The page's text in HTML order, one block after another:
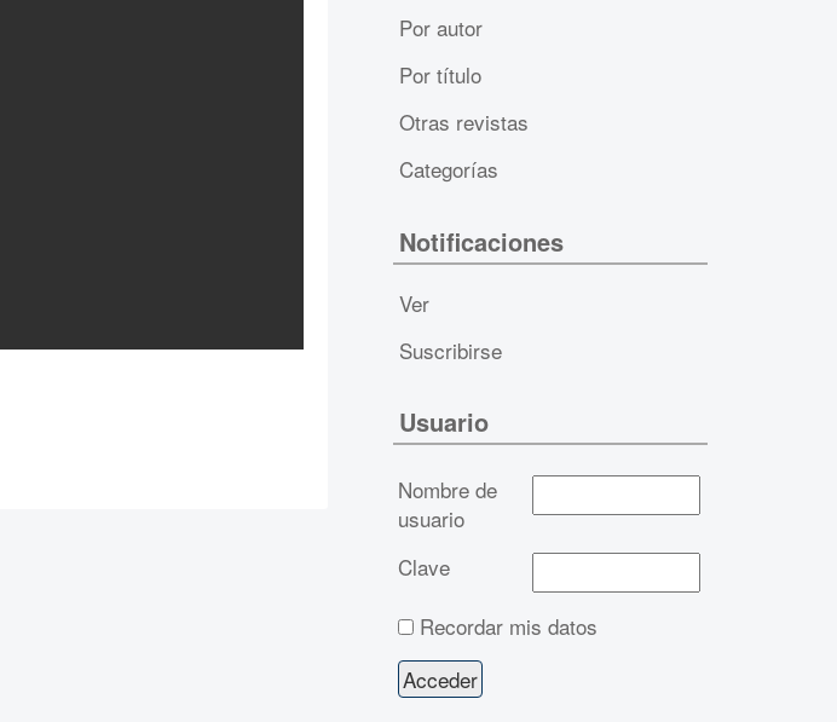
Por autor
Por título
Otras revistas
Categorías
Notificaciones
Ver
Suscribirse
Usuario
Nombre de
usuario
Clave
Recordar mis datos